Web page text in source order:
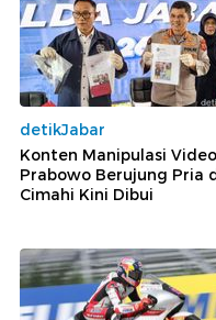
detikJabar
Konten Manipulasi Video
Prabowo Berujung Pria
Cimahi Kini Dibui